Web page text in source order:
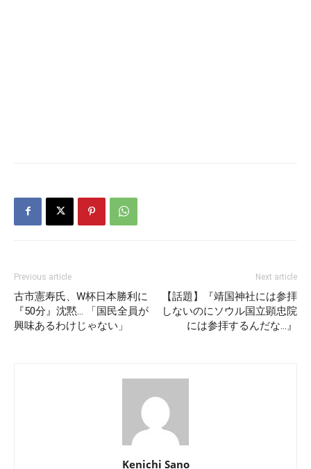
Previous article
古市憲寿氏、W杯日本勝利に
『50分』沈黙… 「国民全員が
興味あるわけじゃない」
Next article
【話題】『靖国神社には参拝
しないのにソウル国立顕忠院
には参拝するんだな…』
Kenichi Sano